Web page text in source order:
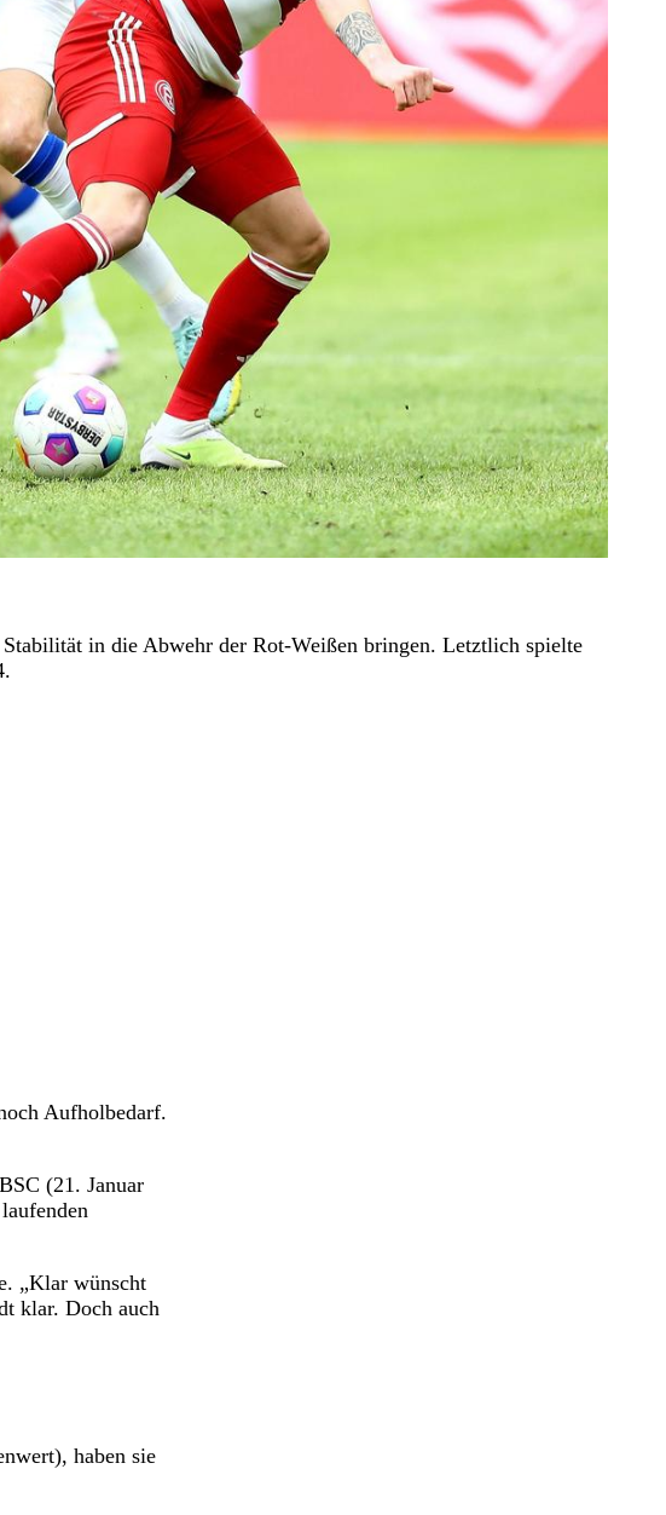
in die Abwehr der Rot-Weißen bringen. Letztlich spielte
Aufholbedarf.
(21. Januar
„Klar wünscht
klar. Doch auch
haben sie